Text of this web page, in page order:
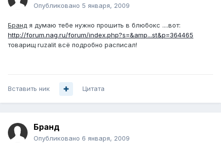
Опубликовано 5 января, 2009
Бранд я думаю тебе нужно прошить в блюбокс ....вот:
http://forum.nag.ru/forum/index.php?s=&amp...st&p=364465
товарищ ruzalit всё подробно расписал!
Вставить ник Цитата
Бранд
Опубликовано 6 января, 2009